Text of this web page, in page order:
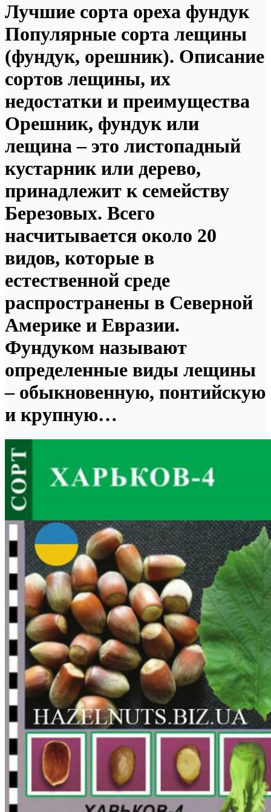
Лучшие сорта ореха фундук
Популярные сорта лещины
(фундук, орешник). Описание
сортов лещины, их
недостатки и преимущества
Орешник, фундук или
лещина – это листопадный
кустарник или дерево,
принадлежит к семейству
Березовых. Всего
насчитывается около 20
видов, которые в
естественной среде
распространены в Северной
Америке и Евразии.
Фундуком называют
определенные виды лещины
– обыкновенную, понтийскую
и крупную…